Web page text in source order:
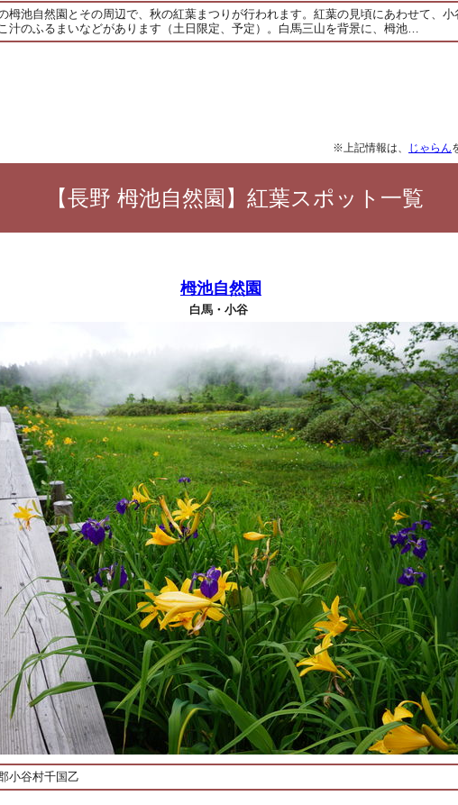
栂池自然園とその周辺で、秋の紅葉まつりが行われます。紅葉の見頃にあわせて、
汁のふるまいなどがあります（土日限定、予定）。白馬三山を背景に、栂池…
※上記情報は、 じゃらん
【長野 栂池自然園】紅葉スポット一覧
栂池自然園
白馬・小谷
小谷村千国乙